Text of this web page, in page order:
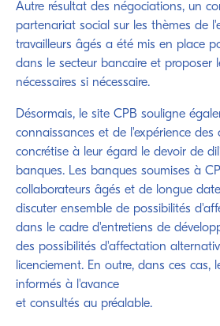
Autre résultat des négociations, un
partenariat social sur les thèmes de
travailleurs âgés a été mis en place
dans le secteur bancaire et proposer
nécessaires si nécessaire.
Désormais, le site CPB souligne
connaissances et de l'expérience des
concrétise à leur égard le devoir de
banques. Les banques soumises à
collaborateurs âgés et de longue
discuter ensemble de possibilités
dans le cadre d'entretiens de
des possibilités d'affectation
licenciement. En outre, dans ces cas,
informés à l'avance
et consultés au préalable.